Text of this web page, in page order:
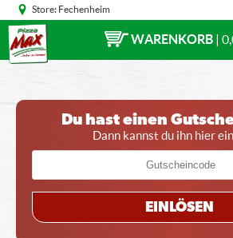
Store: Fechenheim
WARENKORB |
Du hast einen
Dann kannst du ihn hier
EINLÖSEN